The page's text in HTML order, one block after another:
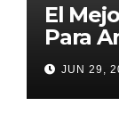
El
Para
JUN 29,